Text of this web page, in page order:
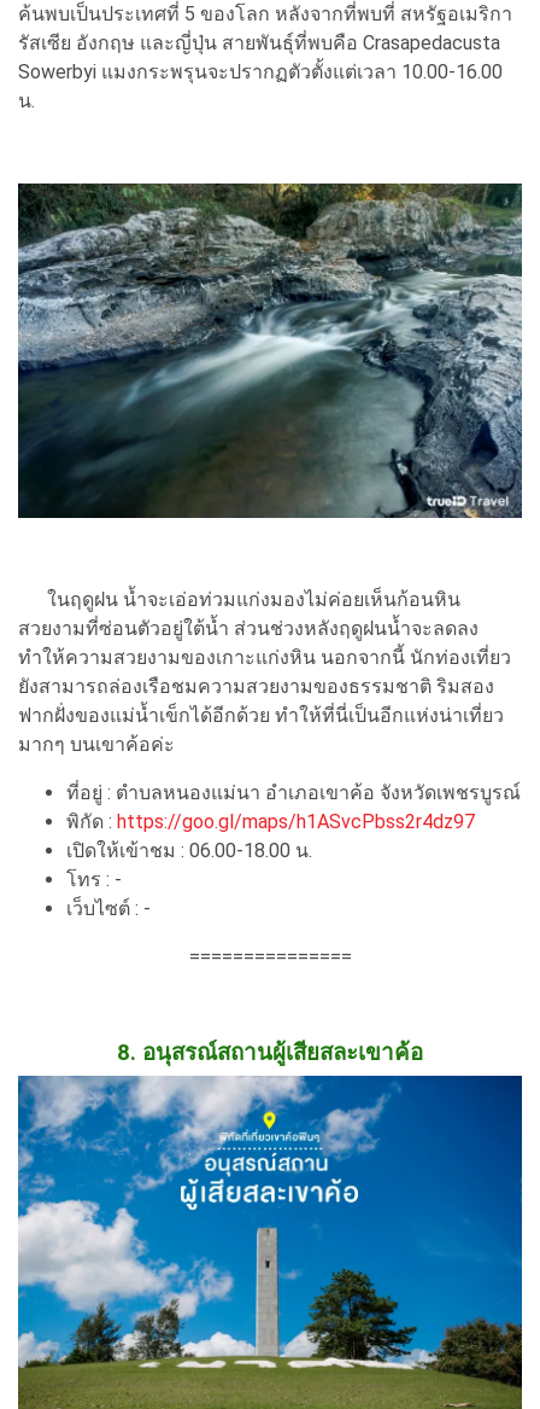
ค้นพบเป็นประเทศที่ 5 ของโลก หลังจากที่พบที่ สหรัฐอเมริกา
รัสเซีย อังกฤษ และญี่ปุ่น สายพันธุ์ที่พบคือ Crasapedacusta
Sowerbyi แมงกระพรุนจะปรากฏตัวตั้งแต่เวลา 10.00-16.00
น.
ในฤดูฝน น้ำจะเอ่อท่วมแก่งมองไม่ค่อยเห็นก้อนหิน
สวยงามที่ซ่อนตัวอยู่ใต้น้ำ ส่วนช่วงหลังฤดูฝนน้ำจะลดลง
ทำให้ความสวยงามของเกาะแก่งหิน นอกจากนี้ นักท่องเที่ยว
ยังสามารถล่องเรือชมความสวยงามของธรรมชาติ ริมสอง
ฟากฝั่งของแม่น้ำเข็กได้อีกด้วย ทำให้ที่นี่เป็นอีกแห่งน่าเที่ยว
มากๆ บนเขาค้อค่ะ
ที่อยู่ : ตำบลหนองแม่นา อำเภอเขาค้อ จังหวัดเพชรบูรณ์
พิกัด : https://goo.gl/maps/h1ASvcPbss2r4dz97
เปิดให้เข้าชม : 06.00-18.00 น.
โทร : -
เว็บไซต์ : -
===============
8. อนุสรณ์สถานผู้เสียสละเขาค้อ